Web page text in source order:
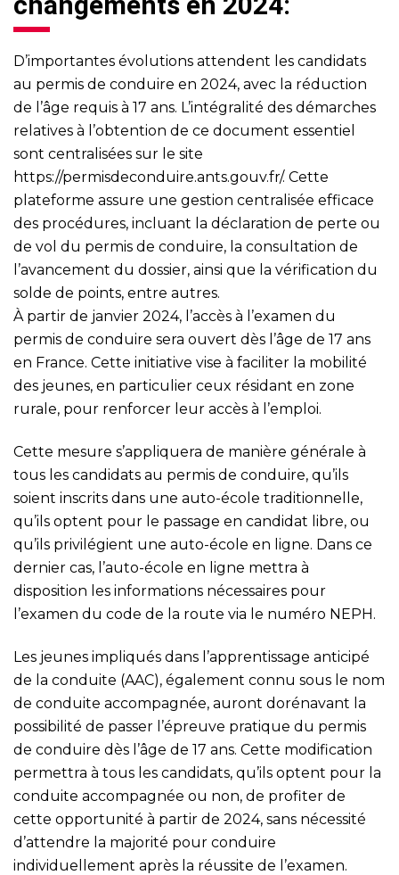
D’importantes évolutions attendent les candidats
au permis de conduire en 2024, avec la réduction
de l’âge requis à 17 ans. L’intégralité des démarches
relatives à l’obtention de ce document essentiel
sont centralisées sur le site
https://permisdeconduire.ants.gouv.fr/. Cette
plateforme assure une gestion centralisée efficace
des procédures, incluant la déclaration de perte ou
de vol du permis de conduire, la consultation de
l’avancement du dossier, ainsi que la vérification du
solde de points, entre autres.
À partir de janvier 2024, l’accès à l’examen du
permis de conduire sera ouvert dès l’âge de 17 ans
en France. Cette initiative vise à faciliter la mobilité
des jeunes, en particulier ceux résidant en zone
rurale, pour renforcer leur accès à l’emploi.
Cette mesure s’appliquera de manière générale à
tous les candidats au permis de conduire, qu’ils
soient inscrits dans une auto-école traditionnelle,
qu’ils optent pour le passage en candidat libre, ou
qu’ils privilégient une auto-école en ligne. Dans ce
dernier cas, l’auto-école en ligne mettra à
disposition les informations nécessaires pour
l’examen du code de la route via le numéro NEPH.
Les jeunes impliqués dans l’apprentissage anticipé
de la conduite (AAC), également connu sous le nom
de conduite accompagnée, auront dorénavant la
possibilité de passer l’épreuve pratique du permis
de conduire dès l’âge de 17 ans. Cette modification
permettra à tous les candidats, qu’ils optent pour la
conduite accompagnée ou non, de profiter de
cette opportunité à partir de 2024, sans nécessité
d’attendre la majorité pour conduire
individuellement après la réussite de l’examen.